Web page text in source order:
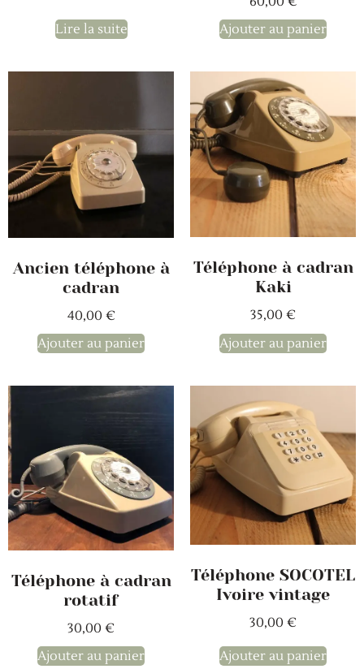
Lire la suite
Ajouter au panier
Ancien téléphone à
cadran
40,00 €
Ajouter au panier
Téléphone à cadran
Kaki
35,00 €
Ajouter au panier
Téléphone à cadran
rotatif
30,00 €
Ajouter au panier
Téléphone SOCOTEL
Ivoire vintage
30,00 €
Ajouter au panier